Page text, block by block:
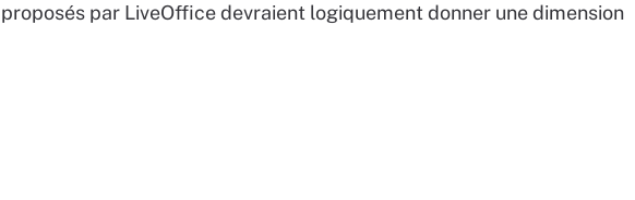
par LiveOffice devraient logiquement donner une dimension